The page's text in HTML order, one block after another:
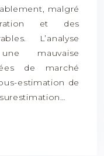
malgré
et des
L’analyse
mauvaise
de marché
estimation de